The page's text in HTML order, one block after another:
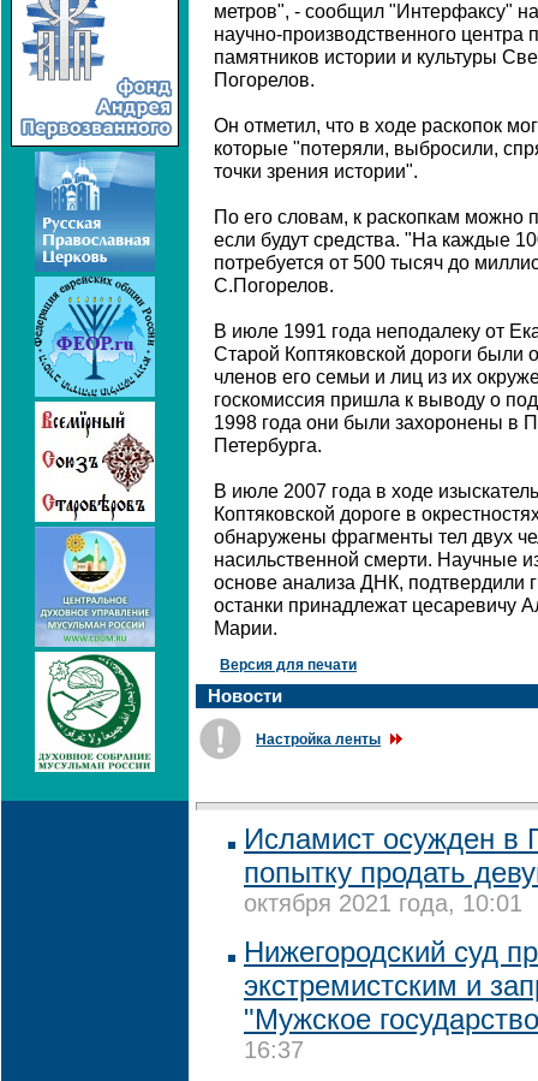
метров", - сообщил "Интерфаксу"
научно-производственного центра
памятников истории и культуры
Погорелов.
Он отметил, что в ходе раскопок
которые "потеряли, выбросили,
точки зрения истории".
По его словам, к раскопкам можно
если будут средства. "На каждые
потребуется от 500 тысяч до
С.Погорелов.
В июле 1991 года неподалеку от
Старой Коптяковской дороги были
членов его семьи и лиц из их
госкомиссия пришла к выводу о
1998 года они были захоронены в
Петербурга.
В июле 2007 года в ходе
Коптяковской дороге в
обнаружены фрагменты тел двух
насильственной смерти. Научные
основе анализа ДНК, подтвердили
останки принадлежат цесаревичу
Марии.
Версия для печати
Новости
Настройка ленты
Исламист осужден в
попытку продать
октября 2021 года, 10:01
Нижегородский суд
экстремистским и
"Мужское
16:37